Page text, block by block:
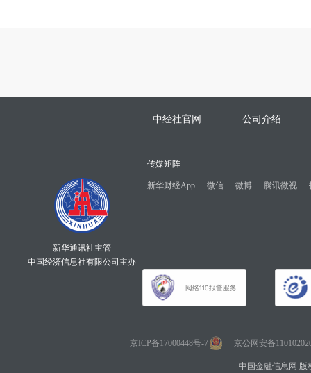
中经社官网 公司介绍
新华通讯社主管
中国经济信息社有限公司主办
传媒矩阵
新华财经App 微信 微博 腾讯微视
京ICP备17000448号-7 京公网安备
中国金融信息网 版